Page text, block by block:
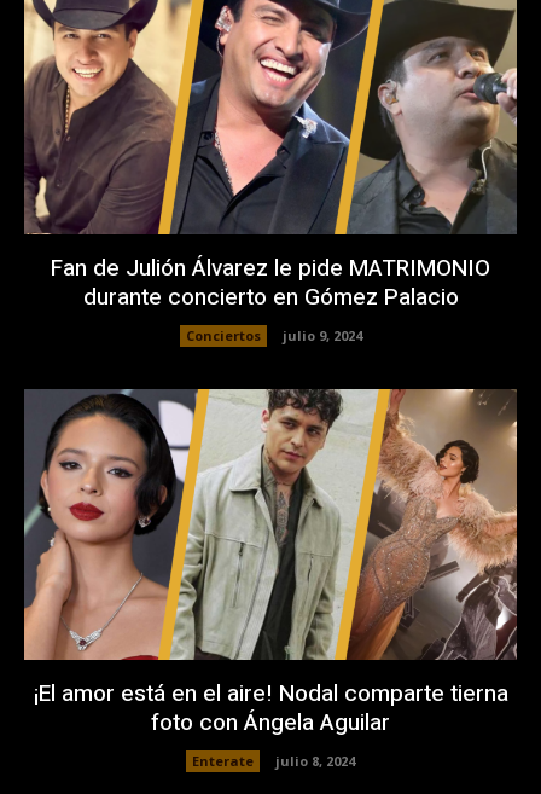
Fan de Julión Álvarez le pide MATRIMONIO
durante concierto en Gómez Palacio
Conciertos julio 9, 2024
¡El amor está en el aire! Nodal comparte tierna
foto con Ángela Aguilar
Enterate julio 8, 2024